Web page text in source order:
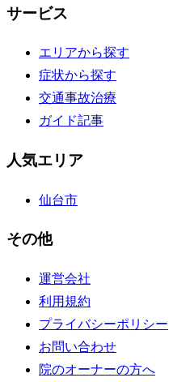
サービス
エリアから探す
症状から探す
交通事故治療
ガイド記事
人気エリア
仙台市
その他
運営会社
利用規約
プライバシーポリシー
お問い合わせ
院のオーナーの方へ